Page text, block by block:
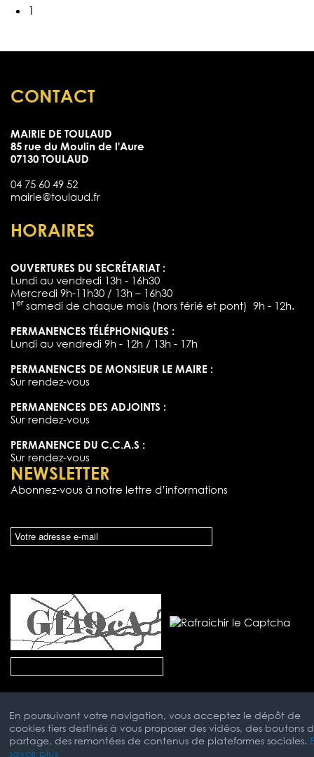
1
CONTACT
MAIRIE DE TOULAUD
85 rue du Moulin de l'Aure
07130 TOULAUD
04 75 60 49 52
mairie@toulaud.fr
HORAIRES
OUVERTURES DU SECRÉTARIAT :
Lundi au vendredi 13h - 16h30
Mercredi 9h-11h30 / 13h – 16h30
1 ersamedi de chaque mois (hors férié et pont) 9h - 12h.
PERMANENCES TÉLÉPHONIQUES :
Lundi au vendredi 9h - 12h / 13h - 17h
PERMANENCES DE MONSIEUR LE MAIRE :
Sur rendez-vous
PERMANENCES DES ADJOINTS :
Sur rendez-vous
PERMANENCE DU C.C.A.S :
Sur rendez-vous
NEWSLETTER
Abonnez-vous à notre lettre d’informations
En poursuivant votre navigation, vous acceptez le dépôt de
cookies tiers destinés à vous proposer des vidéos, des boutons
partage, des remontées de contenus de plateformes sociales.
savoir plus